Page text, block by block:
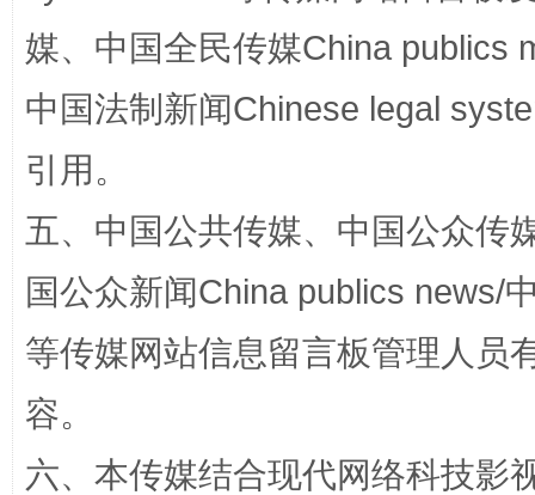
国家大学科技园优化重塑工作
媒、中国全民传媒China publics
中国法制新闻Chinese legal
引用。
五、中国公共传媒、中国公众传
国公众新闻China publics news/
等传媒网站信息留言板管理人员
容。
六、本传媒结合现代网络科技影